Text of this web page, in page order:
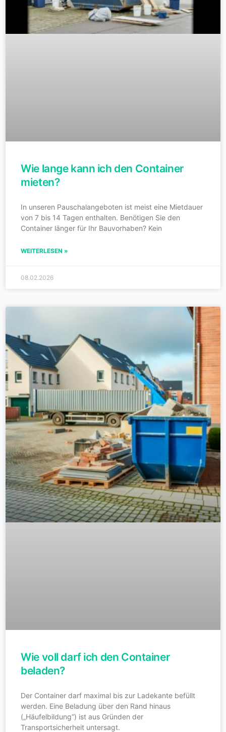
Wie lange kann ich den Container
mieten?
In unseren Pauschalangeboten ist meist eine Mietdauer
von 7 bis 14 Tagen enthalten. Benötigen Sie den
Container länger für Ihr Bauvorhaben? Kein
WEITERLESEN »
08.02.2026
Wie voll darf ich den Container
beladen?
Der Container darf maximal bis zur Ladekante befüllt
werden. Eine Beladung über den Rand hinaus
(„Häufelbildung“) ist aus Gründen der
Transportsicherheit untersagt.